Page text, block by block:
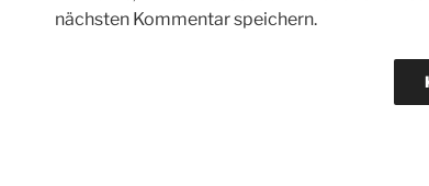
nächsten Kommentar speichern.